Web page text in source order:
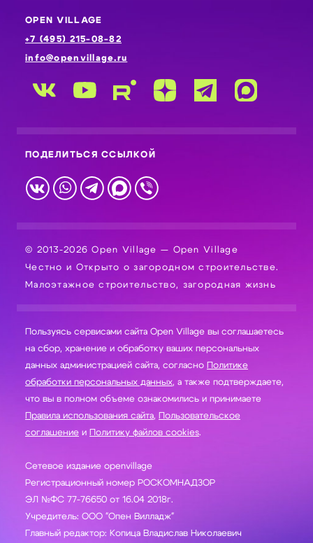
OPEN VILLAGE
+7 (495) 215-08-82
info@openvillage.ru
ПОДЕЛИТЬСЯ ССЫЛКОЙ
© 2013-2026 Open Village — Open Village
Честно и Открыто о загородном строительстве.
Малоэтажное строительство, загородная жизнь
Пользуясь сервисами сайта Open Village вы соглашаетесь
на сбор, хранение и обработку ваших персональных
данных администрацией сайта, согласно Политике
обработки персональных данных, а также подтверждаете,
что вы в полном объеме ознакомились и принимаете
Правила использования сайта, Пользовательское
соглашение и Политику файлов cookies.
Сетевое издание openvillage
Регистрационный номер РОСКОМНАДЗОР
ЭЛ №ФС 77-76650 от 16.04 2018г.
Учредитель: ООО "Опен Вилладж"
Главный редактор: Копица Владислав Николаевич